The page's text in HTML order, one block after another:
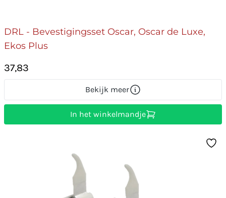
DRL - Bevestigingsset Oscar, Oscar de Luxe,
Ekos Plus
37,83
Bekijk meer
In het winkelmandje